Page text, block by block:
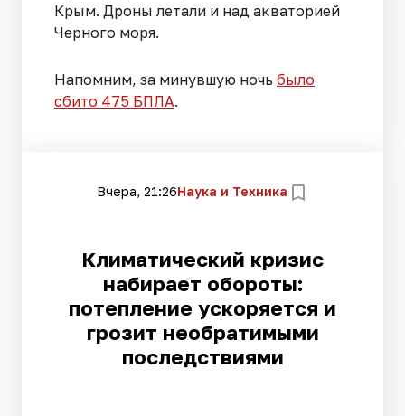
Крым. Дроны летали и над акваторией
Черного моря.
Напомним, за минувшую ночь было
сбито 475 БПЛА.
Вчера, 21:26Наука и Техника
Климатический кризис
набирает обороты:
потепление ускоряется и
грозит необратимыми
последствиями